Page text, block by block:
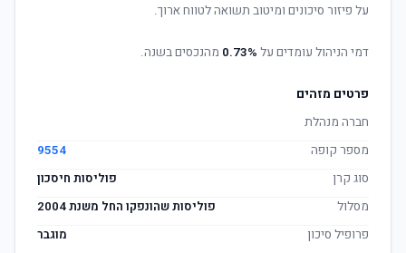
על פיזור סיכונים ומיטוב תשואה לטווח ארוך.
דמי הניהול עומדים על 0.73% מהנכסים בשנה.
פרטים מזהים
חברה מנהלת
מספר קופה
9554
סוג קרן
פוליסות חיסכון
מסלול
פוליסות שהונפקו החל משנת 2004
פרופיל סיכון
מוגבר